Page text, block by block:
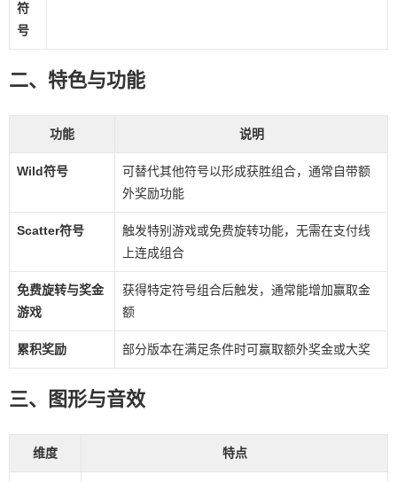
符
号
二、特色与功能
功能 说明
Wild符号
可替代其他符号以形成获胜组合，通常自带额
外奖励功能
Scatter符号
触发特别游戏或免费旋转功能，无需在支付线
上连成组合
免费旋转与奖金
游戏
获得特定符号组合后触发，通常能增加赢取金
额
累积奖励 部分版本在满足条件时可赢取额外奖金或大奖
三、图形与音效
维度 特点